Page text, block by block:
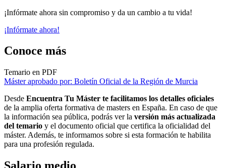
¡Infórmate ahora sin compromiso y da un cambio a tu vida!
¡Infórmate ahora!
Conoce más
Temario en PDF
Máster aprobado por: Boletín Oficial de la Región de Murcia
Desde Encuentra Tu Máster te facilitamos los detalles oficiales
de la amplia oferta formativa de masters en España. En caso de que
la información sea pública, podrás ver la versión más actualizada
del temario y el documento oficial que certifica la oficialidad del
máster. Además, te informamos sobre si esta formación te habilita
para una profesión regulada.